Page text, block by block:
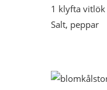
1 klyfta vitlök
Salt, peppar